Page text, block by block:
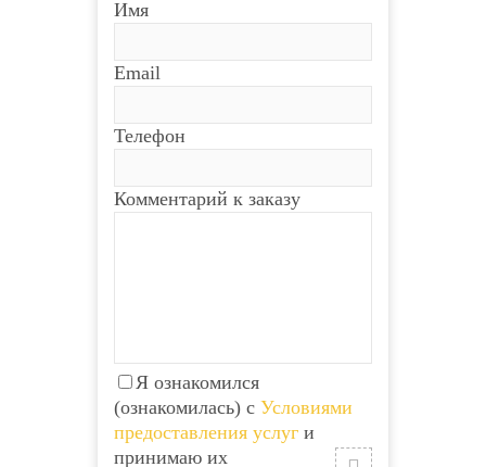
Имя
Email
Телефон
Комментарий к заказу
Я ознакомился
(ознакомилась) с Условиями
предоставления услуг и
принимаю их